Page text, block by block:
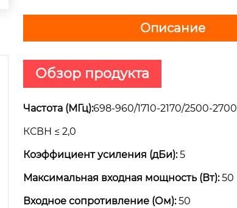
Описание
Обзор продукта
Частота (МГц):698-960/1710-2170/2500-2700
КСВН ≤ 2,0
Коэффициент усиления (дБи):5
Максимальная входная мощность (Вт):50
Входное сопротивление (Ом):50